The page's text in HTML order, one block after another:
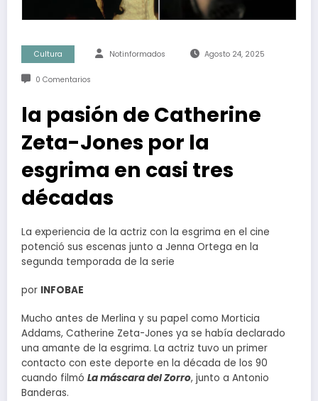
Cultura Notinformados Agosto 24, 2025
0 Comentarios
la pasión de Catherine
Zeta-Jones por la
esgrima en casi tres
décadas
La experiencia de la actriz con la esgrima en el cine
potenció sus escenas junto a Jenna Ortega en la
segunda temporada de la serie
por INFOBAE
Mucho antes de Merlina y su papel como Morticia
Addams, Catherine Zeta-Jones ya se había declarado
una amante de la esgrima. La actriz tuvo un primer
contacto con este deporte en la década de los 90
cuando filmó La máscara del Zorro, junto a Antonio
Banderas.